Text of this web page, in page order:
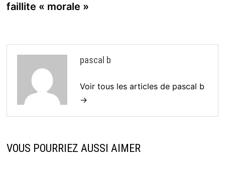
faillite « morale »
pascal b
Voir tous les articles de pascal b
→
VOUS POURRIEZ AUSSI AIMER